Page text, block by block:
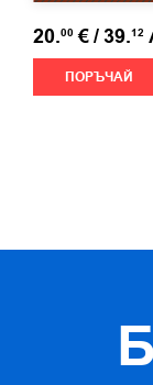
20.00 €/39.12
ПОРЪЧАЙ